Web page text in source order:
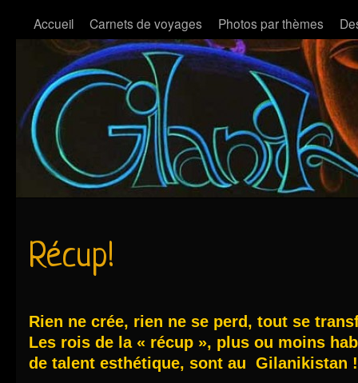
Accueil Carnets de voyages Photos par thèmes
Récup!
Rien ne crée, rien ne se perd, tout se
Les rois de la « récup », plus ou moins
de talent esthétique, sont au Gilanikistan !